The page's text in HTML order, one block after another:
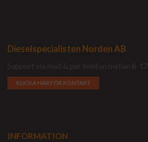
Dieselspecialisten Norden AB
Support via mail & per telefon mellan 8-17.
KLICKA HÄR FÖR KONTAKT
INFORMATION